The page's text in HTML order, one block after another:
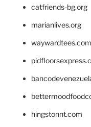
catfriends-bg.org
marianlives.org
waywardtees.com
hingstonnt.com